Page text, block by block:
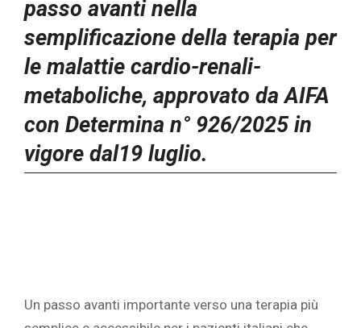
passo avantinella
semplificazione della terapia per
le malattie cardio-renali-
metaboliche, approvato da AIFA
con Determina n° 926/2025 in
vigore dal19 luglio.
Un passo avanti importante verso una terapia più